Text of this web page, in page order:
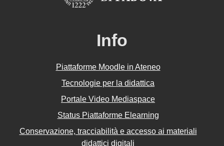
Info
Piattaforme Moodle in Ateneo
Tecnologie per la didattica
Portale Video Mediaspace
Status Piattaforme Elearning
Conservazione, tracciabilità e accesso ai materiali
didattici digitali